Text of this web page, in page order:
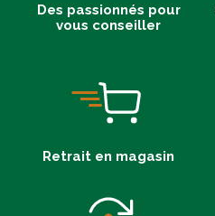
Des passionnés pour
vous conseiller
Retrait en magasin